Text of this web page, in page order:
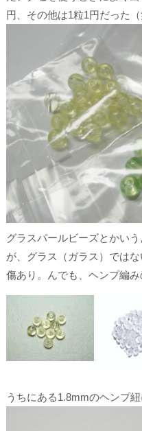
円、その他は1粒1円だった（
グラスパールビーズとかい
が、グラス（ガラス）では
傷あり。んでも、ヘンプ編
うちにある1.8mmのヘンプ紐